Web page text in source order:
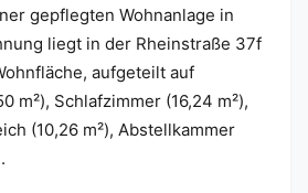
gepflegten Wohnanlage in
liegt in der Rheinstraße 37f
aufgeteilt auf
m²), Schlafzimmer (16,24 m²),
(10,26 m²), Abstellkammer